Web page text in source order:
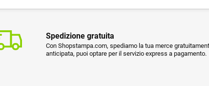
Spedizione gratuita
Con Shopstampa.com, spediamo la tua merce
anticipata, puoi optare per il servizio express a pagamento.